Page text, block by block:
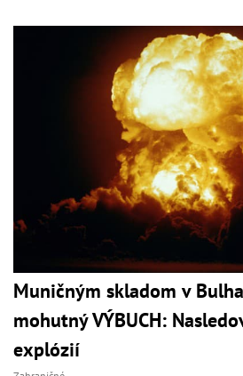
Muničným skladom v
mohutný VÝBUCH:
explózií